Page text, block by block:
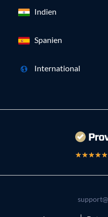
Indien
Spanien
International